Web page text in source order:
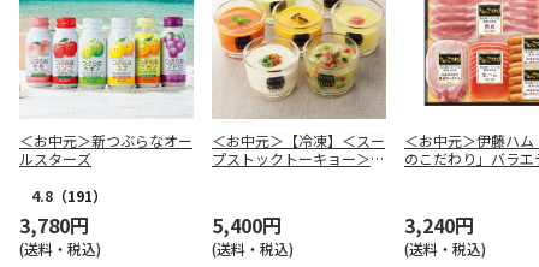
＜お中元＞新つぶらなオー
ルスターズ
4.8 （191）
3,780円
(送料・税込)
＜お中元＞【冷凍】＜スー
プストックトーキョー＞人
5,400円
(送料・税込)
＜お中元＞伊藤ハム
のこだわり」バラエ
3,240円
(送料・税込)